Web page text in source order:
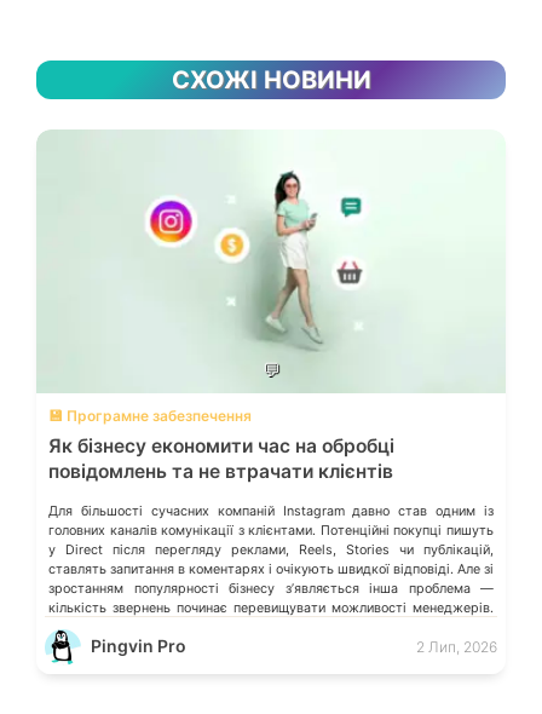
СХОЖІ НОВИНИ
💬
💾 Програмне забезпечення
Як бізнесу економити час на обробці
повідомлень та не втрачати клієнтів
Для більшості сучасних компаній Instagram давно став одним із
головних каналів комунікації з клієнтами. Потенційні покупці пишуть
у Direct після перегляду реклами, Reels, Stories чи публікацій,
ставлять запитання в коментарях і очікують швидкої відповіді. Але зі
зростанням популярності бізнесу з’являється інша проблема —
кількість звернень починає перевищувати можливості менеджерів.
Спочатку це майже непомітно. Відповідь затримується […]
Pingvin Pro 2 Лип, 2026